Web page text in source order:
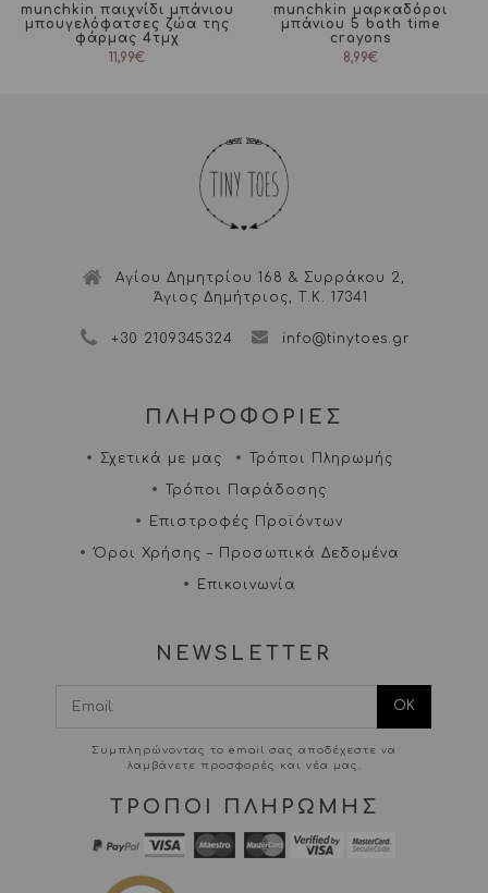
munchkin παιχνίδι μπάνιου
μπουγελόφατσες ζώα της
φάρμας 4τμχ
11,99€
munchkin μαρκαδόροι
μπάνιου 5 bath time
crayons
8,99€
Αγίου Δημητρίου 168 & Συρράκου 2,
Άγιος Δημήτριος, Τ.Κ. 17341
+30 2109345324 info@tinytoes.gr
ΠΛΗΡΟΦΟΡΙΕΣ
Σχετικά με μας Τρόποι Πληρωμής
Τρόποι Παράδοσης
Επιστροφές Προϊόντων
Όροι Χρήσης – Προσωπικά Δεδομένα
Επικοινωνία
NEWSLETTER
Συμπληρώνοντας το email σας αποδέχεστε να
λαμβάνετε προσφορές και νέα μας.
ΤΡΟΠΟΙ ΠΛΗΡΩΜΗΣ